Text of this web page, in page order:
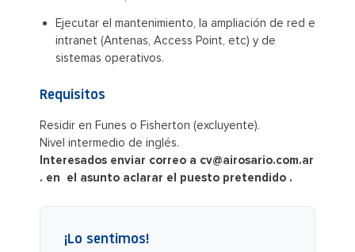
Ejecutar el mantenimiento, la ampliación de red e
intranet (Antenas, Access Point, etc) y de
sistemas operativos.
Requisitos
Residir en Funes o Fisherton (excluyente).
Nivel intermedio de inglés.
Interesados enviar correo a cv@airosario.com.ar
. en el asunto aclarar el puesto pretendido .
¡Lo sentimos!